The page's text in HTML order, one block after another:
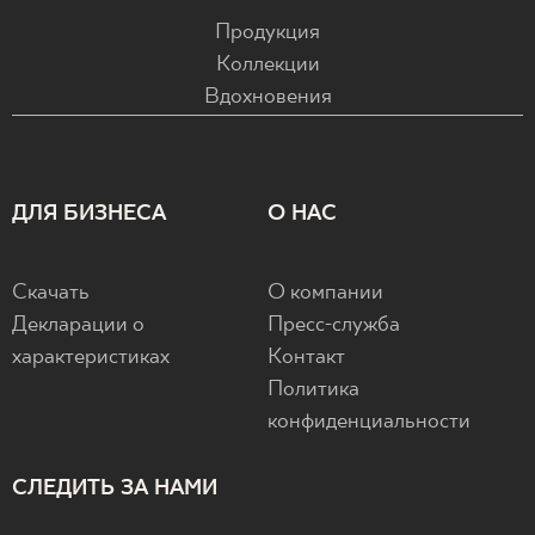
Продукция
Коллекции
Вдохновения
ДЛЯ БИЗНЕСА
Скачать
Декларации о
характеристиках
О НАС
О компании
Пресс-служба
Контакт
Политика
конфиденциальности
СЛЕДИТЬ ЗА НАМИ